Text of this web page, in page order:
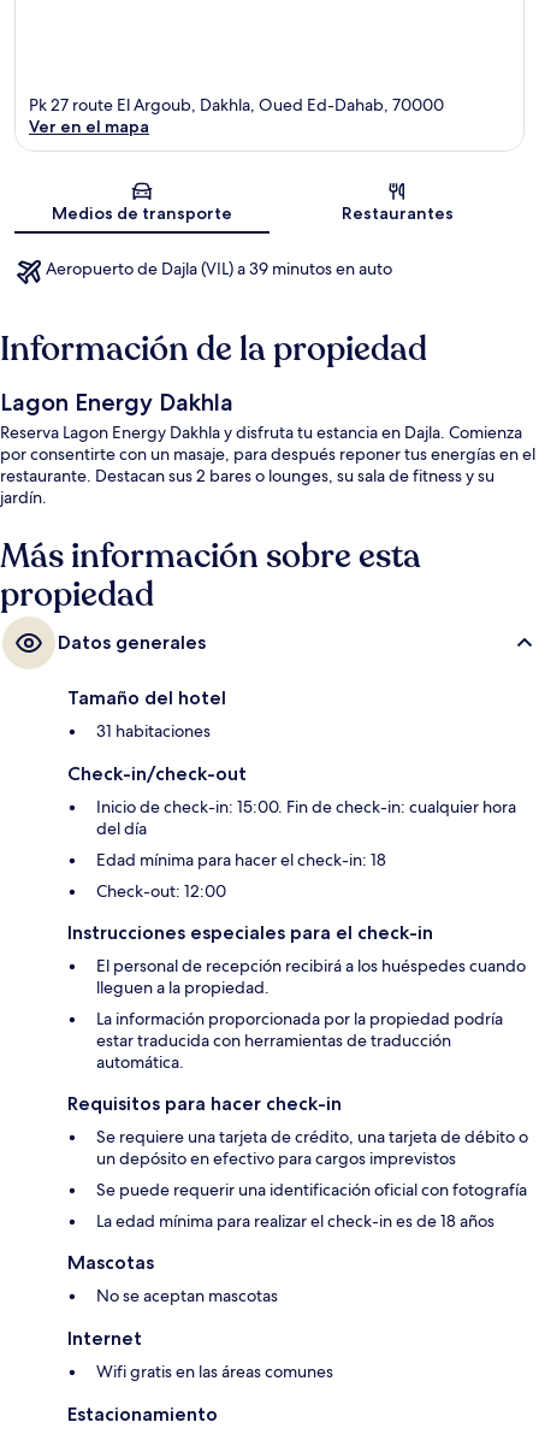
Sección del mapa
Pk 27 route El Argoub, Dakhla, Oued Ed-Dahab, 70000
Ver en el mapa
Medios de transporte Restaurantes
Aeropuerto de Dajla (VIL) a 39 minutos en auto
Información de la propiedad
Lagon Energy Dakhla
Reserva Lagon Energy Dakhla y disfruta tu estancia en Dajla. Comienza
por consentirte con un masaje, para después reponer tus energías en el
restaurante. Destacan sus 2 bares o lounges, su sala de fitness y su
jardín.
Más información sobre esta
propiedad
Datos generales
Tamaño del hotel
31 habitaciones
Check-in/check-out
Inicio de check-in: 15:00. Fin de check-in: cualquier hora
del día
Edad mínima para hacer el check-in: 18
Check-out: 12:00
Instrucciones especiales para el check-in
El personal de recepción recibirá a los huéspedes cuando
lleguen a la propiedad.
La información proporcionada por la propiedad podría
estar traducida con herramientas de traducción
automática.
Requisitos para hacer check-in
Se requiere una tarjeta de crédito, una tarjeta de débito o
un depósito en efectivo para cargos imprevistos
Se puede requerir una identificación oficial con fotografía
La edad mínima para realizar el check-in es de 18 años
Mascotas
No se aceptan mascotas
Internet
Wifi gratis en las áreas comunes
Estacionamiento